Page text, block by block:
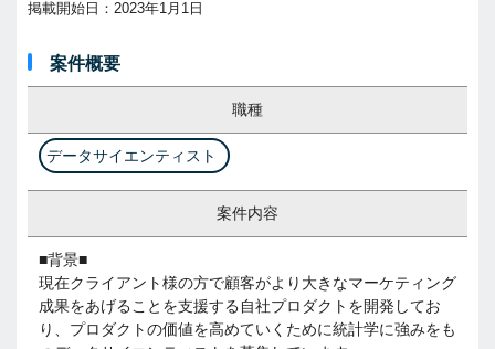
掲載開始日：2023年1月1日
案件概要
職種
データサイエンティスト
案件内容
■背景■
現在クライアント様の方で顧客がより大きなマーケティング
成果をあげることを支援する自社プロダクトを開発してお
り、プロダクトの価値を高めていくために統計学に強みをも